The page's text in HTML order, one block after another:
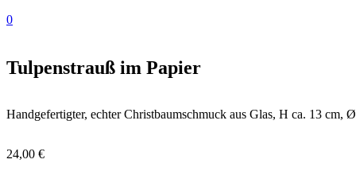
0
Tulpenstrauß im Papier
Handgefertigter, echter Christbaumschmuck aus Glas, H ca. 13 cm,
24,00 €